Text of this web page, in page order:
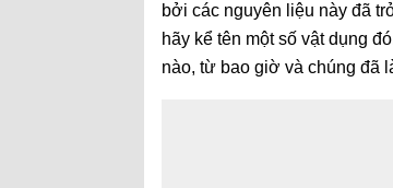
bởi các nguyên liệu này đã
hãy kể tên một số vật dụng
nào, từ bao giờ và chúng đã